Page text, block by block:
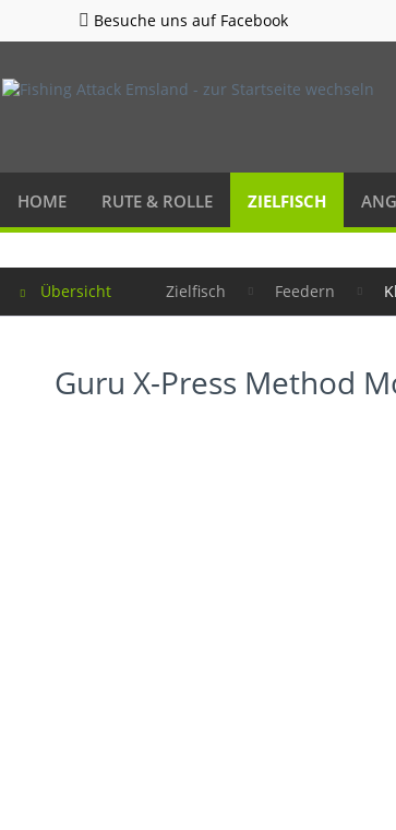
Besuche uns auf Facebook
HOME RUTE & ROLLE ZIELFISCH
Übersicht Zielfisch Feedern
Guru X-Press Method